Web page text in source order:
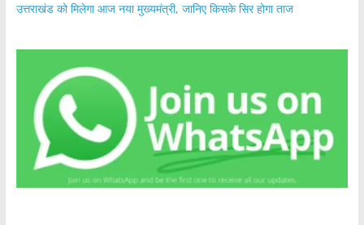
उत्तराखंड को मिलेगा आज नया मुख्यमंत्री, जानिए किसके सिर होगा ताज